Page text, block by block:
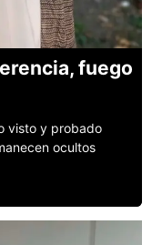
fuego
visto y probado
ocultos